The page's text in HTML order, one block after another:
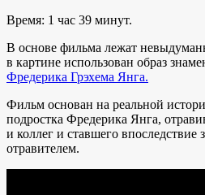
Время: 1 час 39 минут.
В основе фильма лежат
в картине использован образ
Фредерика Грэхема Янга.
Фильм основан на реальной
подростка Фредерика Янга,
и коллег и ставшего
отравителем.